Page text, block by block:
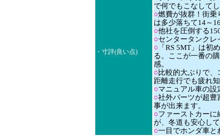
・寸評(良い点)
で何でもこなして
○燃費が抜群！街乗
は多少落ちて14～
○他社を圧倒する
○センタータンクレ
○ 「RS 5MT」は初
る。ここが一番の
感。
○比較的大ぶりで
距離走行でも疲れ
○マニュアル車の設
○社外パーツが超豊
事が出来ます。
○ファーストカーに
が、冬道も安心し
○一目でホンダ車と